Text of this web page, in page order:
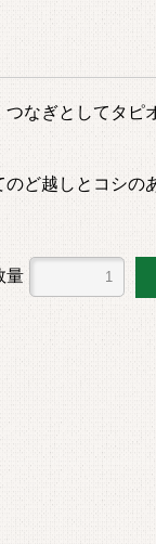
なぎとしてタピ
ど越しとコシの
量